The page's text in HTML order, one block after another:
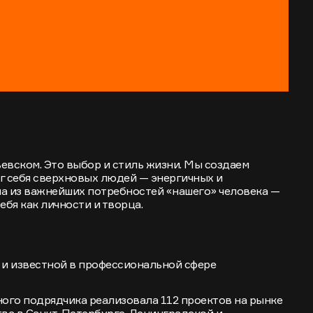
Это выбор и стиль жизни. Мы создаем
себя сверхновых людей — энергичных и
важнейших потребностей «нашего» человека —
как личности и творца.
известной в профессиональной сфере
подрядчика реализовала 112 проектов на рынке